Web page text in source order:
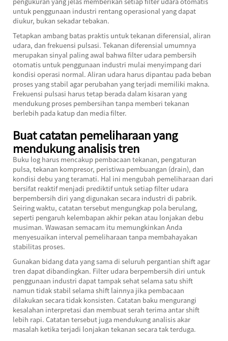
untuk penggunaan industri rentang operasional yang dapat
diukur, bukan sekadar tebakan.
Tetapkan ambang batas praktis untuk tekanan diferensial, aliran
udara, dan frekuensi pulsasi. Tekanan diferensial umumnya
merupakan sinyal paling awal bahwa filter udara pembersih
otomatis untuk penggunaan industri mulai menyimpang dari
kondisi operasi normal. Aliran udara harus dipantau pada beban
proses yang stabil agar perubahan yang terjadi memiliki makna.
Frekuensi pulsasi harus tetap berada dalam kisaran yang
mendukung proses pembersihan tanpa memberi tekanan
berlebih pada katup dan media filter.
Buat catatan pemeliharaan yang
mendukung analisis tren
Buku log harus mencakup pembacaan tekanan, pengaturan
pulsa, tekanan kompresor, peristiwa pembuangan (drain), dan
kondisi debu yang teramati. Hal ini mengubah pemeliharaan dari
bersifat reaktif menjadi prediktif untuk setiap filter udara
berpembersih diri yang digunakan secara industri di pabrik.
Seiring waktu, catatan tersebut mengungkap pola berulang,
seperti pengaruh kelembapan akhir pekan atau lonjakan debu
musiman. Wawasan semacam itu memungkinkan Anda
menyesuaikan interval pemeliharaan tanpa membahayakan
stabilitas proses.
Gunakan bidang data yang sama di seluruh pergantian shift agar
tren dapat dibandingkan. Filter udara berpembersih diri untuk
penggunaan industri dapat tampak sehat selama satu shift
namun tidak stabil selama shift lainnya jika pembacaan
dilakukan secara tidak konsisten. Catatan baku mengurangi
kesalahan interpretasi dan membuat serah terima antar shift
lebih rapi. Catatan tersebut juga mendukung analisis akar
masalah ketika terjadi lonjakan tekanan secara tak terduga.